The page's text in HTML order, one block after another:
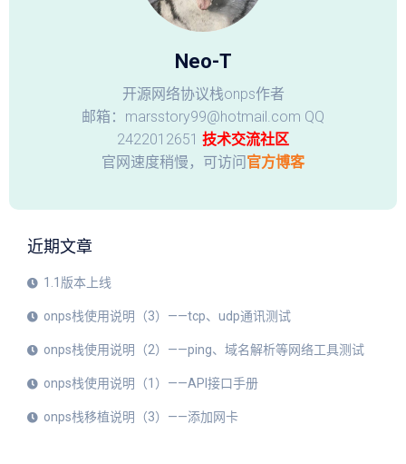
Neo-T
开源网络协议栈onps作者
邮箱：marsstory99@hotmail.com QQ
2422012651 技术交流社区
官网速度稍慢，可访问官方博客
近期文章
1.1版本上线
onps栈使用说明（3）——tcp、udp通讯测试
onps栈使用说明（2）——ping、域名解析等网络工具测试
onps栈使用说明（1）——API接口手册
onps栈移植说明（3）——添加网卡